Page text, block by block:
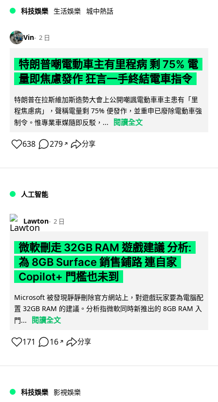
科技娛樂 生活娛樂 城中熱話
Vin 2 日
特朗普嘲電動車主有里程病 剩 75% 電
量即焦慮發作 狂言一手終結電車指令
特朗普在拉斯維加斯造勢大會上公開嘲諷電動車車主患有「里
程焦慮病」，聲稱電量剩 75% 便發作，並重申已廢除電動車強
制令。惟專業車媒隨即反駁，...
閱讀全文
638 279 ↗ 分享
人工智能
Lawton 2 日
微軟刪走 32GB RAM 遊戲建議 分析:
為 8GB Surface 銷售鋪路 連自家
Copilot+ 門檻也未到
Microsoft 被發現靜靜刪除官方網站上，對遊戲玩家要為電腦配
置 32GB RAM 的建議。分析指微軟同時新推出的 8GB RAM 入
門...
閱讀全文
171 16 ↗ 分享
科技娛樂 影視娛樂